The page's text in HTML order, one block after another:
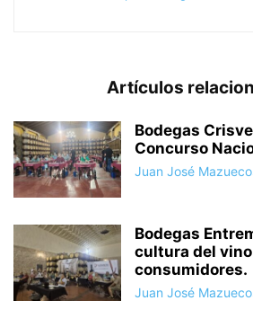
Artículos
Bodegas
Concurso
Juan José
Bodegas
cultura del
consumidores.
Juan José